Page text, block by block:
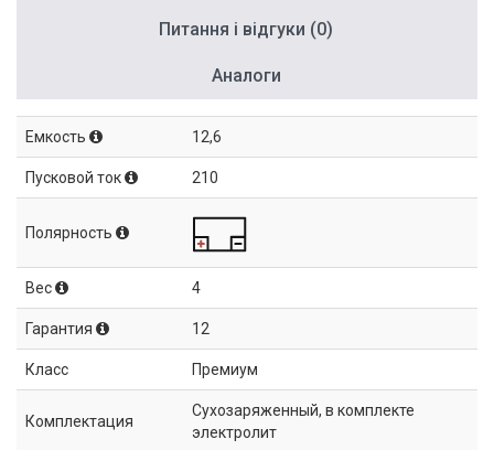
Питання і відгуки (0)
Аналоги
Емкость 12,6
Пусковой ток 210
Полярность
Вес 4
Гарантия 12
Класс Премиум
Комплектация
Сухозаряженный, в комплекте
электролит